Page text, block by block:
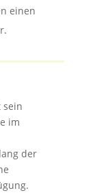
einen
sein
im
der